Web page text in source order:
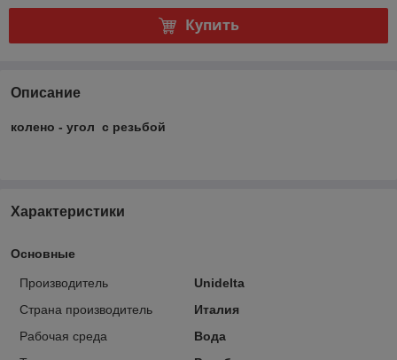
Купить
Описание
колено - угол с резьбой
Характеристики
Основные
Производитель
Unidelta
Страна производитель
Италия
Рабочая среда
Вода